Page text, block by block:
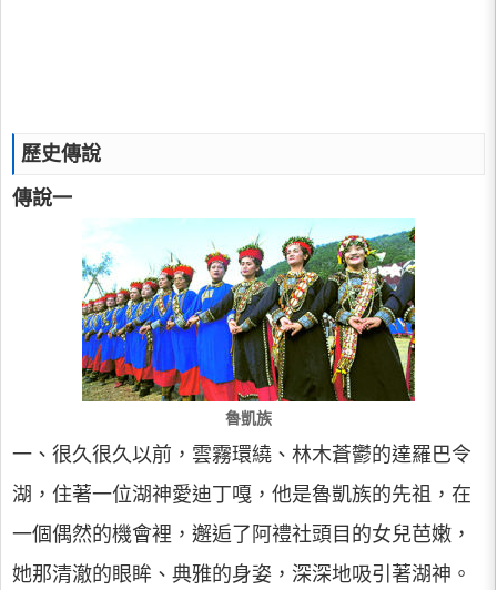
歷史傳說
傳說一
魯凱族
一、很久很久以前，雲霧環繞、林木蒼鬱的達羅巴令
湖，住著一位湖神愛迪丁嘎，他是魯凱族的先祖，在
一個偶然的機會裡，邂逅了阿禮社頭目的女兒芭嫩，
她那清澈的眼眸、典雅的身姿，深深地吸引著湖神。